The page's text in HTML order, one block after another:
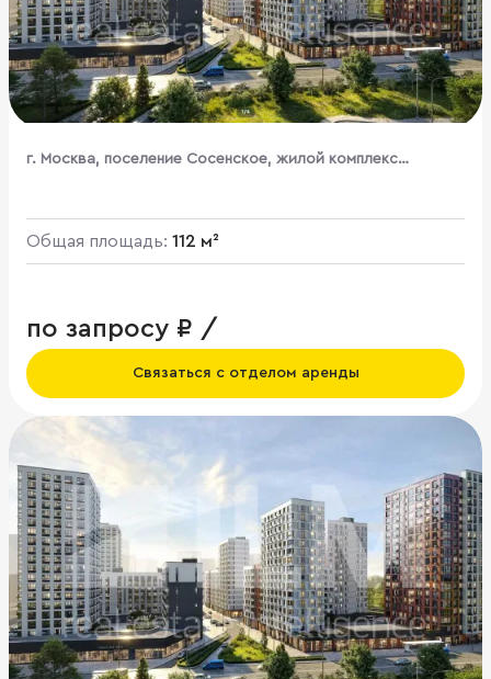
г. Москва, поселение Сосенское, жилой комплекс
Общая площадь: 112 м²
по запросу ₽ /
Связаться с отделом аренды